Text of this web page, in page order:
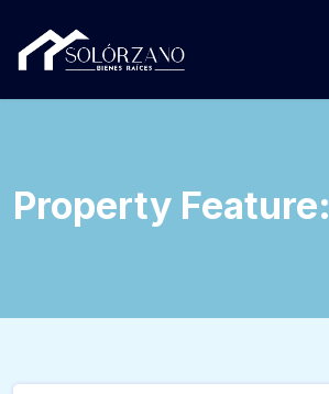
Property Feature: